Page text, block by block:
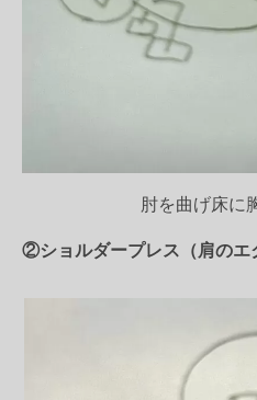
肘を曲げ床に
②ショルダープレス（肩のエ